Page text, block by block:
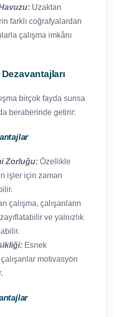
Uzaktan
farklı coğrafyalardan
çalışma imkânı
birçok fayda sunsa
beraberinde getirir:
Zorluğu: Özellikle
işler için zaman
çalışma, çalışanların
ve yalnızlık
Esnek
motivasyon